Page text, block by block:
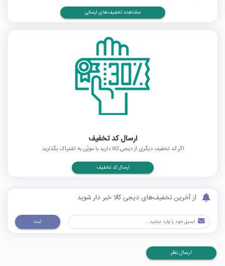
مشاهده تخفیف‌های ارسالی
ارسال کد تخفیف
اگر کد تخفیف دیگری از دیجی کالا دارید با موپُن به اشتراک بگذارید.
ارسال کد تخفیف
از آخرین تخفیف‌های دیجی کالا خبر دار شوید
ثبت
ارسال نظر